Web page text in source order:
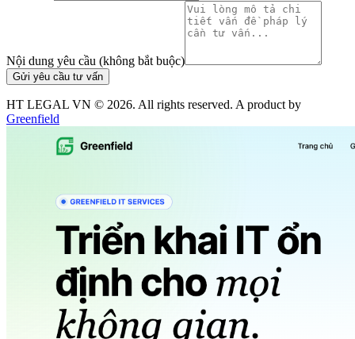
Nội dung yêu cầu (không bắt buộc)
Gửi yêu cầu tư vấn
HT LEGAL VN © 2026. All rights reserved. A product by
Greenfield